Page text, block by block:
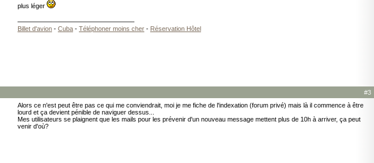
plus léger
Billet d'avion - Cuba - Téléphoner moins cher - Réservation Hôtel
#3
Alors ce n'est peut être pas ce qui me conviendrait, moi je me fiche de l'indexation (forum privé) mais là il commence à être
lourd et ça devient pénible de naviguer dessus...
Mes utilisateurs se plaignent que les mails pour les prévenir d'un nouveau message mettent plus de 10h à arriver, ça peut
venir d'où?